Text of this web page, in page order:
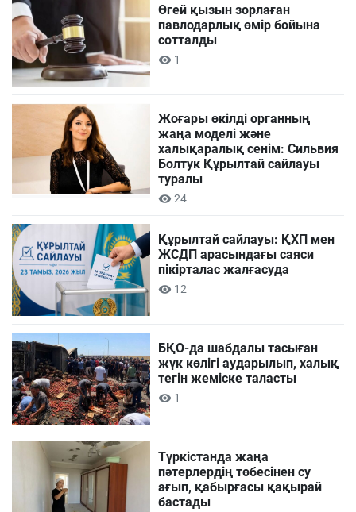
Өгей қызын зорлаған
павлодарлық өмір бойына
сотталды
1
Жоғары өкілді органның
жаңа моделі және
халықаралық сенім: Сильвия
Болтук Құрылтай сайлауы
туралы
24
Құрылтай сайлауы: ҚХП мен
ЖСДП арасындағы саяси
пікірталас жалғасуда
12
БҚО-да шабдалы тасыған
жүк көлігі аударылып, халық
тегін жеміске таласты
1
Түркістанда жаңа
пәтерлердің төбесінен су
ағып, қабырғасы қақырай
бастады